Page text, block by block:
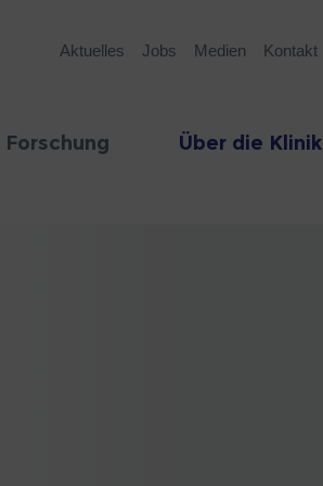
Aktuelles Jobs Medien Kontakt
Über die Klinik